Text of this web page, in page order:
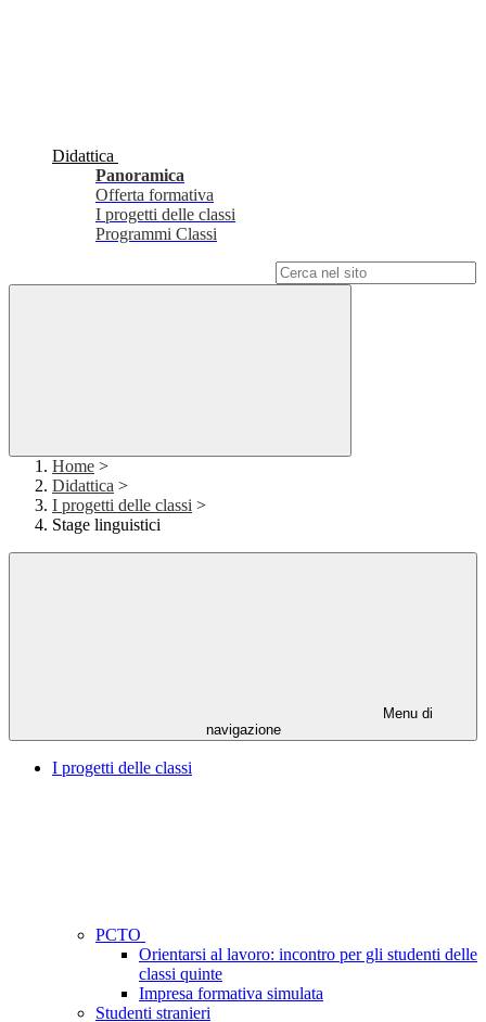
Didattica
Panoramica
Offerta formativa
I progetti delle classi
Programmi Classi
Home >
Didattica >
I progetti delle classi >
Stage linguistici
Menu di
navigazione
I progetti delle classi
PCTO
Orientarsi al lavoro: incontro per gli studenti delle
classi quinte
Impresa formativa simulata
Studenti stranieri